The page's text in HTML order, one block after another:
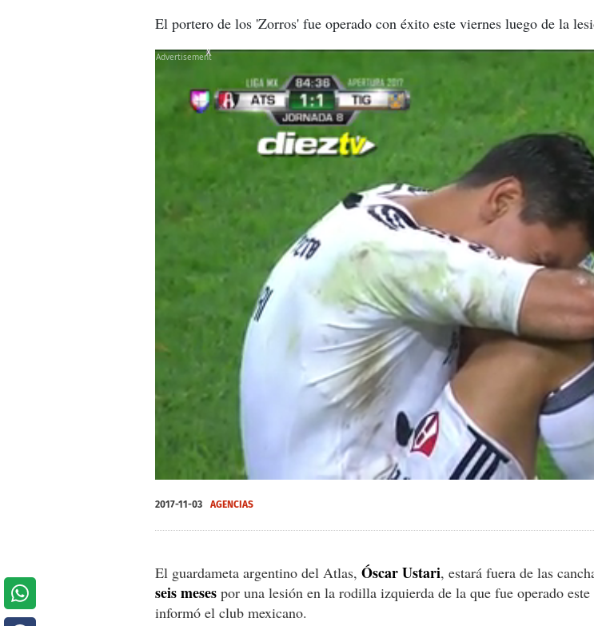
El portero de los 'Zorros' fue operado con éxito este viernes luego de la
of
1
X
2017-11-03 AGENCIAS
El guardameta argentino del Atlas, Óscar Ustari, estará fuera de las
seis meses por una lesión en la rodilla izquierda de la que fue operado este
informó el club mexicano.